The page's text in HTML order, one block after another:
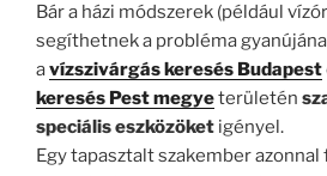
Bár a házi módszerek (például
segíthetnek a probléma
avízszivárgás keresés Budapest
keresés Pest megyeterületén
speciális eszközöket igényel.
Egy tapasztalt szakember